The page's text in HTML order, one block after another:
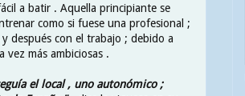
a batir . Aquella principiante se
como si fuese una profesional ;
después con el trabajo ; debido a
vez más ambiciosas .
el local , uno autonómico ;